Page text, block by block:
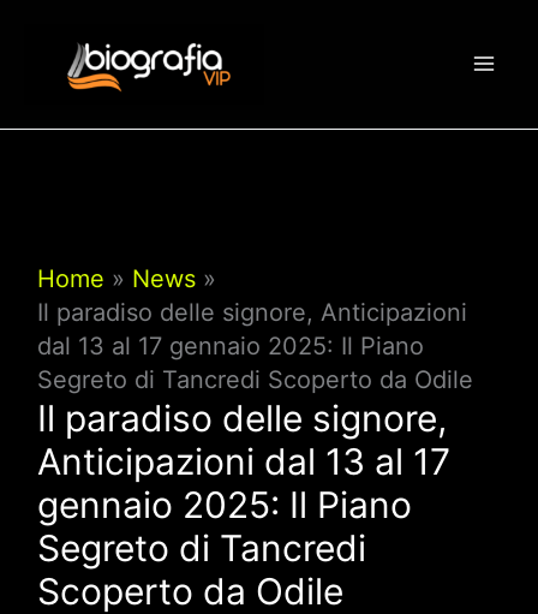
contenuto
Home
News
Il paradiso delle signore, Anticipazioni
dal 13 al 17 gennaio 2025: Il Piano
Segreto di Tancredi Scoperto da Odile
Il paradiso delle signore,
Anticipazioni dal 13 al 17
gennaio 2025: Il Piano
Segreto di Tancredi
Scoperto da Odile